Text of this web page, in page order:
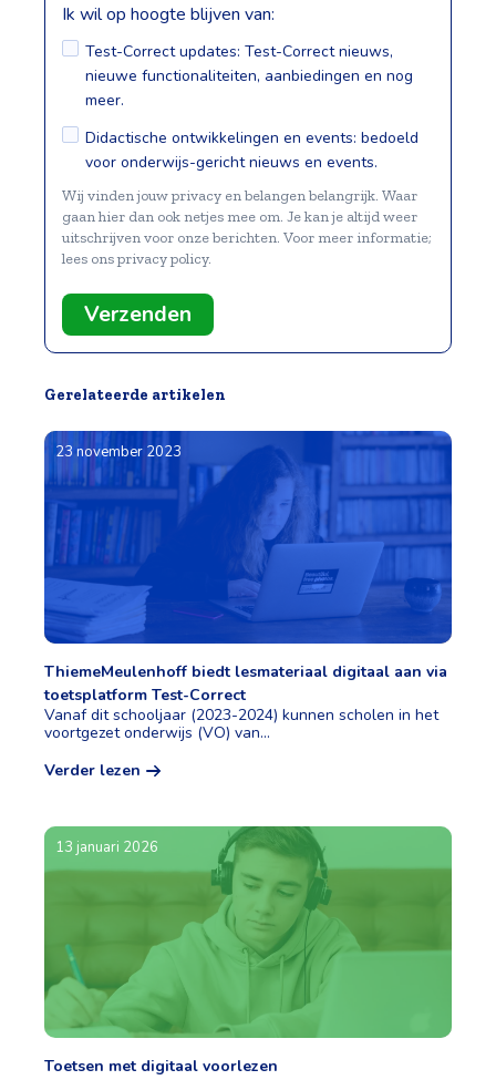
Ik wil op hoogte blijven van:
Test-Correct updates: Test-Correct nieuws,
nieuwe functionaliteiten, aanbiedingen en nog
meer.
Didactische ontwikkelingen en events: bedoeld
voor onderwijs-gericht nieuws en events.
Wij vinden jouw privacy en belangen belangrijk. Waar
gaan hier dan ook netjes mee om. Je kan je altijd weer
uitschrijven voor onze berichten. Voor meer informatie;
lees ons privacy policy.
Gerelateerde artikelen
23 november 2023
ThiemeMeulenhoff biedt lesmateriaal digitaal aan via
toetsplatform Test-Correct
Vanaf dit schooljaar (2023-2024) kunnen scholen in het
voortgezet onderwijs (VO) van...
Verder lezen
13 januari 2026
Toetsen met digitaal voorlezen